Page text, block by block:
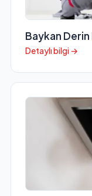
Baykan
Detaylı bilgi →